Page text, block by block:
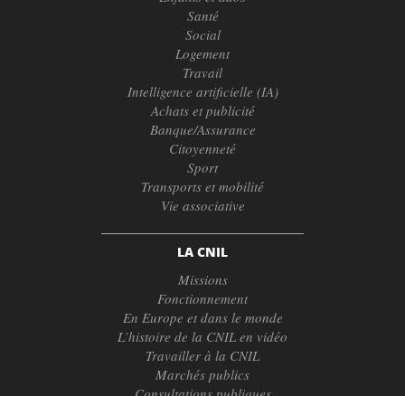
Santé
Social
Logement
Travail
Intelligence artificielle (IA)
Achats et publicité
Banque/Assurance
Citoyenneté
Sport
Transports et mobilité
Vie associative
LA CNIL
Missions
Fonctionnement
En Europe et dans le monde
L’histoire de la CNIL en vidéo
Travailler à la CNIL
Marchés publics